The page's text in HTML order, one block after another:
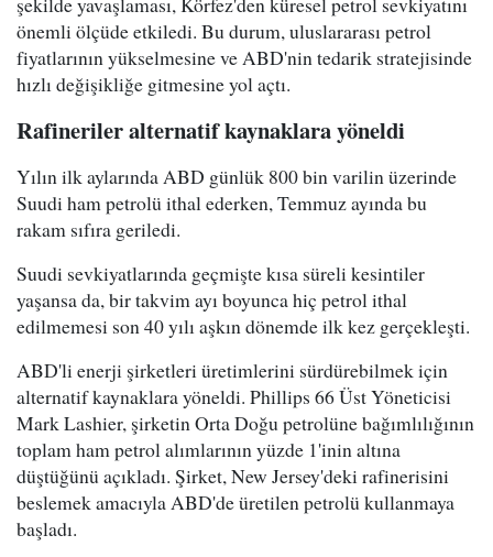
önemli ölçüde etkiledi. Bu durum, uluslararası petrol
fiyatlarının yükselmesine ve ABD'nin tedarik stratejisinde
hızlı değişikliğe gitmesine yol açtı.
Rafineriler alternatif kaynaklara yöneldi
Yılın ilk aylarında ABD günlük 800 bin varilin üzerinde
Suudi ham petrolü ithal ederken, Temmuz ayında bu
rakam sıfıra geriledi.
Suudi sevkiyatlarında geçmişte kısa süreli kesintiler
yaşansa da, bir takvim ayı boyunca hiç petrol ithal
edilmemesi son 40 yılı aşkın dönemde ilk kez gerçekleşti.
ABD'li enerji şirketleri üretimlerini sürdürebilmek için
alternatif kaynaklara yöneldi. Phillips 66 Üst Yöneticisi
Mark Lashier, şirketin Orta Doğu petrolüne bağımlılığının
toplam ham petrol alımlarının yüzde 1'inin altına
düştüğünü açıkladı. Şirket, New Jersey'deki rafinerisini
beslemek amacıyla ABD'de üretilen petrolü kullanmaya
başladı.